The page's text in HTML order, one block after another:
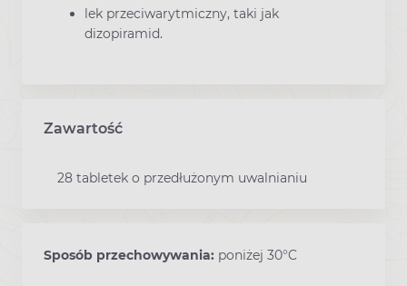
lek przeciwarytmiczny, taki jak
dizopiramid.
Zawartość
28 tabletek o przedłużonym uwalnianiu
Sposób przechowywania: poniżej 30°C